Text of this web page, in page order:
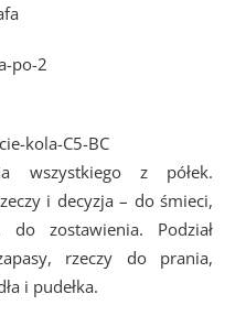
wszystkiego z półek.
i decyzja – do śmieci,
do zostawienia. Podział
rzeczy do prania,
i pudełka.